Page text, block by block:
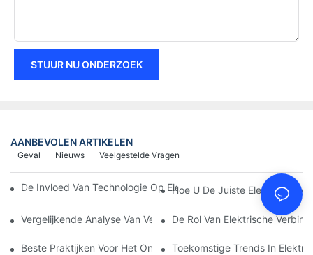
STUUR NU ONDERZOEK
AANBEVOLEN ARTIKELEN
Veelgestelde Vragen
Nieuws
Geval
De Invloed Van Technologie Op Elektrische Verbindingen In
Hoe U De Juiste Elektrische
Vergelijkende Analyse Van Verschillende Soorten Elektrische
De Rol Van Elektrische
Beste Praktijken Voor Het Onderhouden Van Elektrische
Toekomstige Trends In